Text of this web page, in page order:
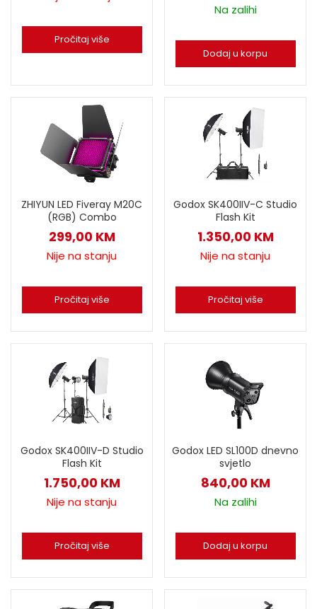
Pročitaj više
Na zalihi
Dodaj u korpu
ZHIYUN LED Fiveray M20C
(RGB) Combo
299,00 KM
Nije na stanju
Pročitaj više
Godox SK400IIV-C Studio
Flash Kit
1.350,00 KM
Nije na stanju
Pročitaj više
Godox SK400IIV-D Studio
Flash Kit
1.750,00 KM
Nije na stanju
Pročitaj više
Godox LED SL100D dnevno
svjetlo
840,00 KM
Na zalihi
Dodaj u korpu